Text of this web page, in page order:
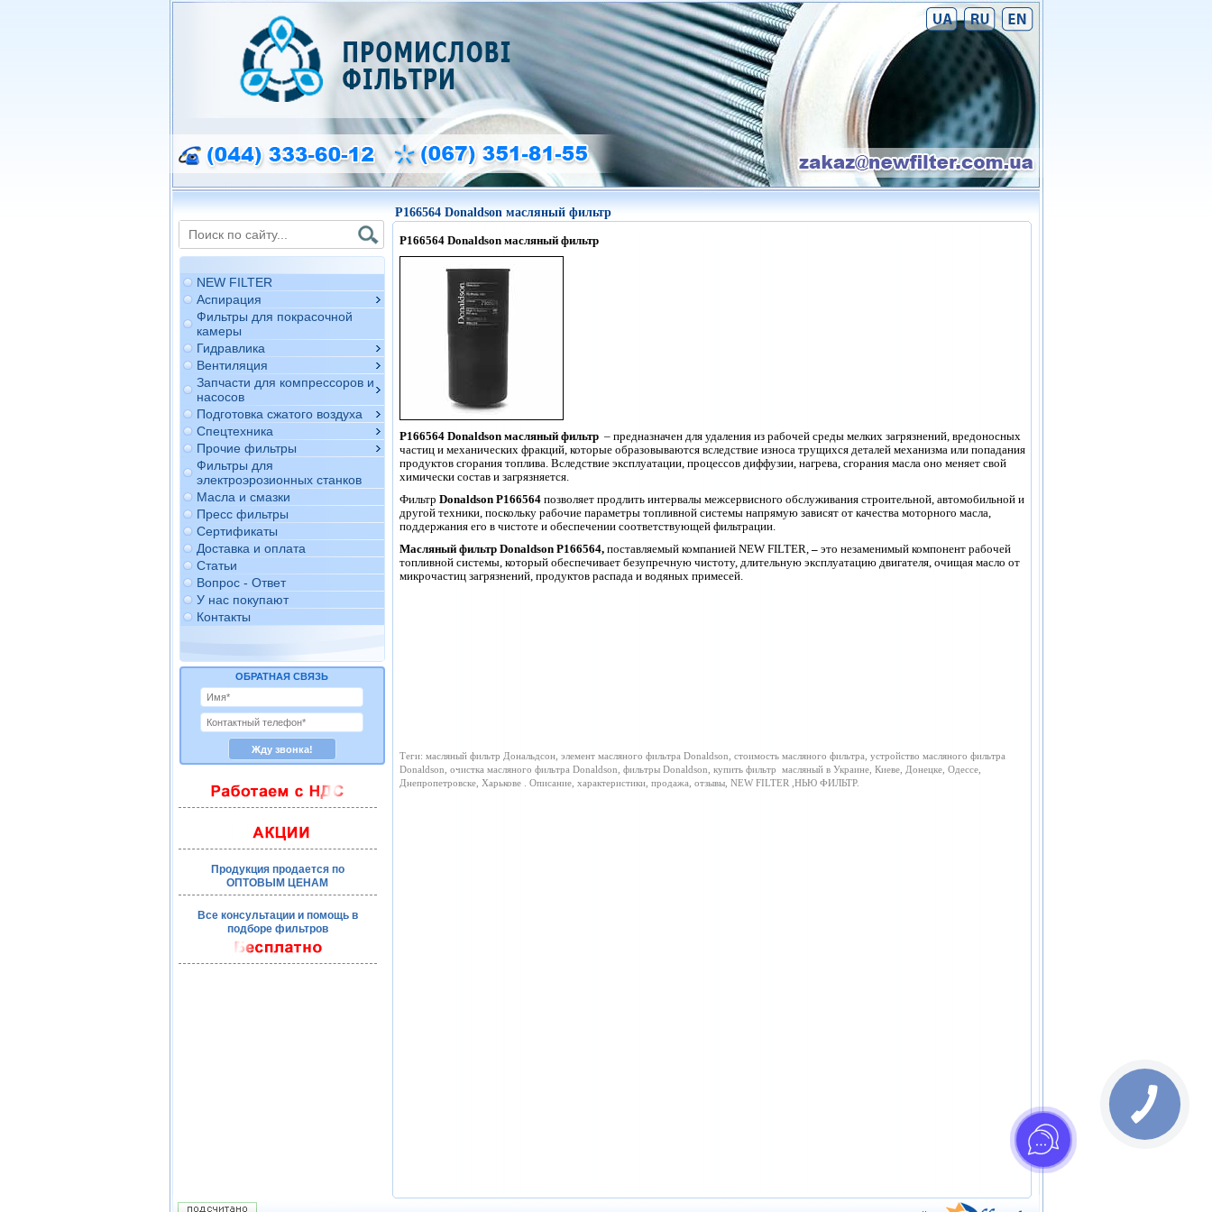
NEW FILTER
Аспирация
Фильтры для покрасочной
камеры
Гидравлика
Вентиляция
Запчасти для компрессоров и
насосов
Подготовка сжатого воздуха
Спецтехника
Прочие фильтры
Фильтры для
электроэрозионных станков
Масла и смазки
Пресс фильтры
Сертификаты
Доставка и оплата
Статьи
Вопрос - Ответ
У нас покупают
Контакты
ОБРАТНАЯ СВЯЗЬ
Продукция продается по
ОПТОВЫМ ЦЕНАМ
Все консультации и помощь в
подборе фильтров
P166564 Donaldson масляный фильтр
P166564 Donaldson масляный фильтр
P166564 Donaldson масляный фильтр – предназначен для удаления из рабочей среды мелких загрязнений, вредоносных
частиц и механических фракций, которые образовываются вследствие износа трущихся деталей механизма или попадания
продуктов сгорания топлива. Вследствие эксплуатации, процессов диффузии, нагрева, сгорания масла оно меняет свой
химически состав и загрязняется.
Фильтр Donaldson P166564 позволяет продлить интервалы межсервисного обслуживания строительной, автомобильной и
другой техники, поскольку рабочие параметры топливной системы напрямую зависят от качества моторного масла,
поддержания его в чистоте и обеспечении соответствующей фильтрации.
Масляный фильтр Donaldson P166564, поставляемый компанией NEW FILTER,– это незаменимый компонент рабочей
топливной системы, который обеспечивает безупречную чистоту, длительную эксплуатацию двигателя, очищая масло от
микрочастиц загрязнений, продуктов распада и водяных примесей.
Теги: масляный фильтр Дональдсон, элемент масляного фильтра Donaldson, стоимость масляного фильтра, устройство масляного фильтра
Donaldson, очистка масляного фильтра Donaldson, фильтры Donaldson, купить фильтр
масляный в Украине, Киеве, Донецке, Одессе,
Днепропетровске, Харькове . Описание, характеристики, продажа, отзывы, NEW FILTER ,НЬЮ ФИЛЬТР.